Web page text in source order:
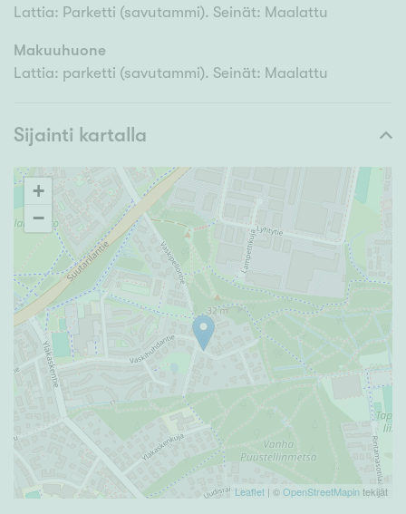
Lattia: Parketti (savutammi). Seinät: Maalattu
Makuuhuone
Lattia: parketti (savutammi). Seinät: Maalattu
Sijainti kartalla
+
−
Leaflet | ©OpenStreetMapintekijät